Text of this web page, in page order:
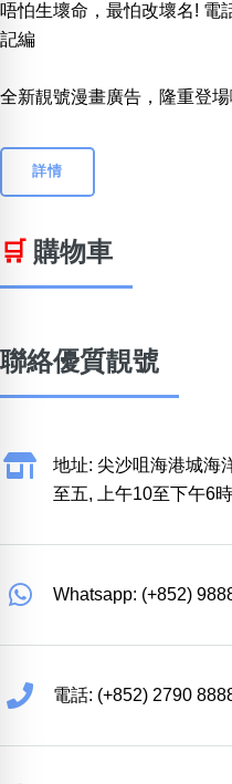
唔怕生壞命，最怕改壞名! 電
記編
全新靚號漫畫廣告，隆重登場
詳情
🛒 購物車
聯絡優質靚號
地址: 尖沙咀海港城海
至五, 上午10至下午6
Whatsapp: (+852)
電話: (+852) 2790